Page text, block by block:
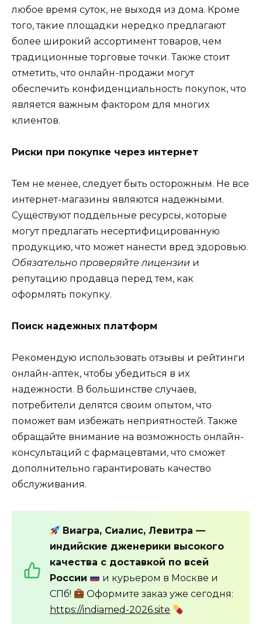
любое время суток, не выходя из дома. Кроме
того, такие площадки нередко предлагают
более широкий ассортимент товаров, чем
традиционные торговые точки. Также стоит
отметить, что онлайн-продажи могут
обеспечить конфиденциальность покупок, что
является важным фактором для многих
клиентов.
Риски при покупке через интернет
Тем не менее, следует быть осторожным. Не все
интернет-магазины являются надежными.
Существуют поддельные ресурсы, которые
могут предлагать несертифицированную
продукцию, что может нанести вред здоровью.
Обязательно проверяйте лицензии и
репутацию продавца перед тем, как
оформлять покупку.
Поиск надежных платформ
Рекомендую использовать отзывы и рейтинги
онлайн-аптек, чтобы убедиться в их
надежности. В большинстве случаев,
потребители делятся своим опытом, что
поможет вам избежать неприятностей. Также
обращайте внимание на возможность онлайн-
консультаций с фармацевтами, что сможет
дополнительно гарантировать качество
обслуживания.
Виагра, Сиалис, Левитра —
индийские дженерики высокого
качества с доставкой по всей
России
и курьером в Москве и
СПб!
Оформите заказ уже сегодня:
https://indiamed-2026.site